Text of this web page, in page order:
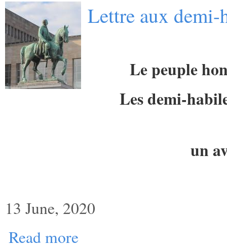
Lettre aux demi-
Le peuple
Les demi-
un
13 June, 2020
Read more